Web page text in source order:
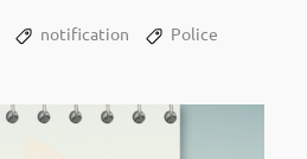
notification Police